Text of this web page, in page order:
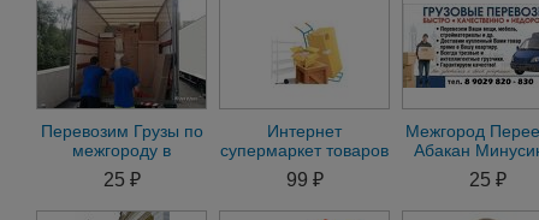
Перевозим Грузы по
межгороду в
Енисейск Подтесово
25 ₽
Интернет
супермаркет товаров
для переезда.
Доставка по городу и
России
99 ₽
Межгород
Абакан
Шушенское
25 ₽